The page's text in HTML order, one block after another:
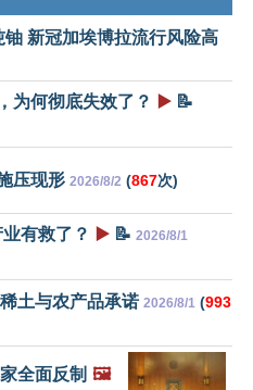
新冠加埃博拉流行风险高
为何彻底失效了？ ▶️ 📝
压现形 2026/8/2 (867次)
有救了？ ▶️ 📝 2026/8/1
土与农产品承诺 2026/8/1 (993
全面反制 🖼️